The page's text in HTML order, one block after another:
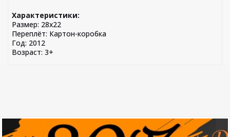
Характеристики:
Размер: 28х22
Переплёт: Картон-коробка
Год: 2012
Возраст: 3+